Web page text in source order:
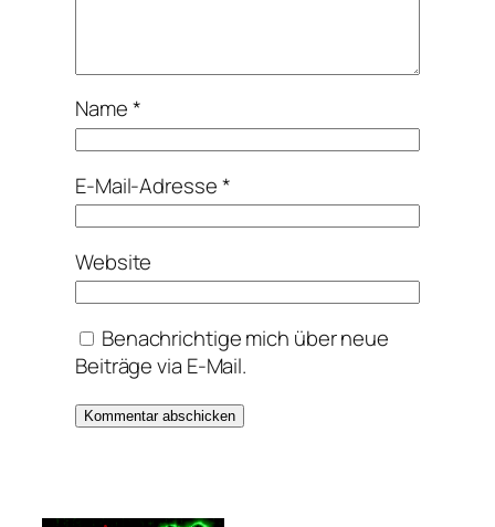
Name*
E-Mail-Adresse*
Website
Benachrichtige mich über neue
Beiträge via E-Mail.